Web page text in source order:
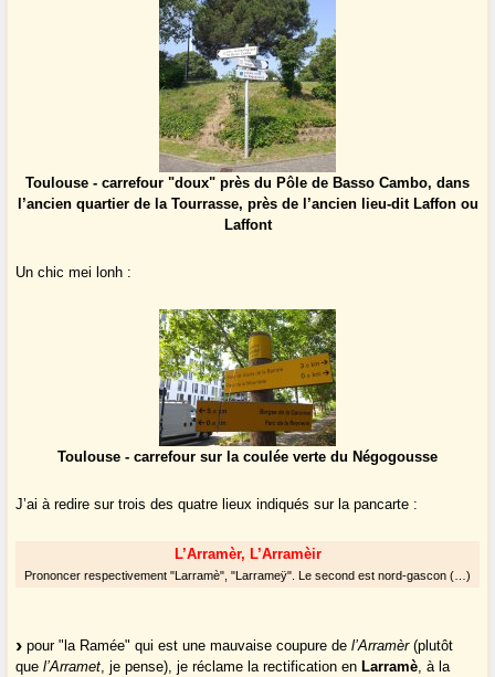
Toulouse - carrefour "doux" près du Pôle de Basso Cambo, dans
l’ancien quartier de la Tourrasse, près de l’ancien lieu-dit Laffon ou
Laffont
Un chic mei lonh :
Toulouse - carrefour sur la coulée verte du Négogousse
J’ai à redire sur trois des quatre lieux indiqués sur la pancarte :
L’Arramèr, L’Arramèir
Prononcer respectivement "Larramè", "Larrameÿ". Le second est nord-gascon (…)
pour "la Ramée" qui est une mauvaise coupure del’Arramèr(plutôt
quel’Arramet, je pense), je réclame la rectification en Larramè, à la